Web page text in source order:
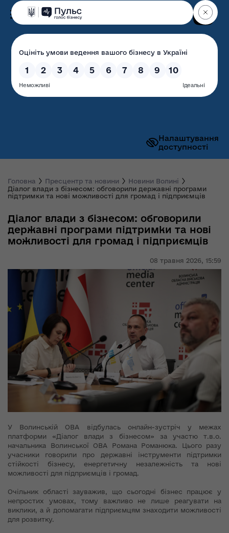
Налаштування
доступності
Волинська обласна
державна адміністрація
Головна Пресцентр та новини
Новини Волині
Діалог влади з бізнесом: обговорили державні програми
підтримки та нові можливості для громад і підприємців
08 травня 2026, 15:59
Діалог влади з бізнесом: обговорили
державні програми підтримки та нові
можливості для громад і підприємців
У Волинській ОВА відбулась онлайн-зустріч у межах
платформи «Діалог влади з бізнесом» за участю т.в.о.
начальника Волинської ОВА Романа Романюка. Цього разу
учасники говорили про державні інструменти підтримки
стійкості бізнесу, енергетичну незалежність та нові
можливості для підприємців і громад.
Очільник області зауважив, що сьогодні бізнес працює у
непростих умовах, тому важливо не лише реагувати на
виклики, а й допомагати підприємцям знаходити можливості
для розвитку.